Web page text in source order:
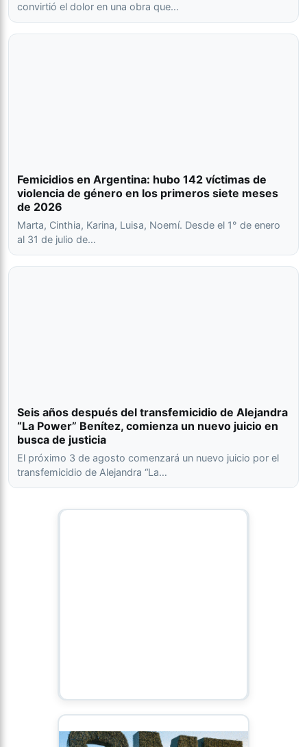
convirtió el dolor en una obra que…
Femicidios en Argentina: hubo 142 víctimas de
violencia de género en los primeros siete meses
de 2026
Marta, Cinthia, Karina, Luisa, Noemí. Desde el 1° de enero
al 31 de julio de…
Seis años después del transfemicidio de Alejandra
“La Power” Benítez, comienza un nuevo juicio en
busca de justicia
El próximo 3 de agosto comenzará un nuevo juicio por el
transfemicidio de Alejandra “La…